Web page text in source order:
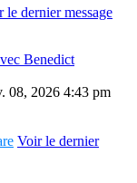
le dernier message
Benedict
08, 2026 4:43 pm
Voir le dernier